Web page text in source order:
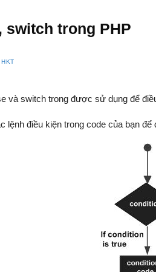
switch trong PHP
HKT
và switch trong được sử dụng để
lệnh điều kiện trong code của bạn